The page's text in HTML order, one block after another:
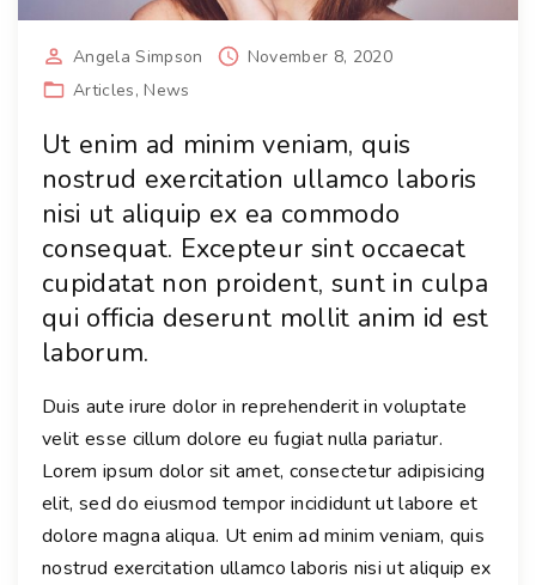
Angela Simpson
November 8, 2020
Articles News
Ut enim ad minim veniam, quis
nostrud exercitation ullamco laboris
nisi ut aliquip ex ea commodo
consequat. Excepteur sint occaecat
cupidatat non proident, sunt in culpa
qui officia deserunt mollit anim id est
laborum.
Duis aute irure dolor in reprehenderit in voluptate
velit esse cillum dolore eu fugiat nulla pariatur.
Lorem ipsum dolor sit amet, consectetur adipisicing
elit, sed do eiusmod tempor incididunt ut labore et
dolore magna aliqua. Ut enim ad minim veniam, quis
nostrud exercitation ullamco laboris nisi ut aliquip ex